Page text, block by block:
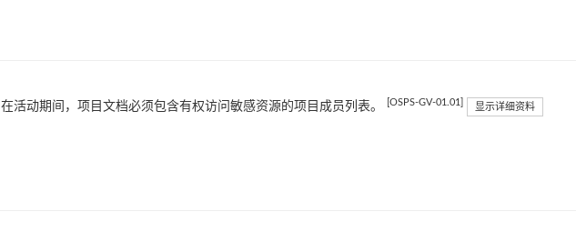
在活动期间，项目文档必须包含有权访问敏感资源的项目成员列表。 [OSPS-GV-01.01] 显示详细资料